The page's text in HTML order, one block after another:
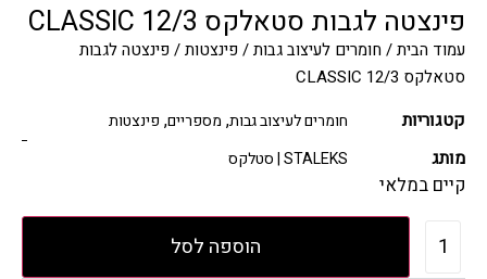
פינצטה לגבות סטאלקס CLASSIC 12/3
עמוד הבית/ חומרים לעיצוב גבות/ פינצטות/ פינצטה לגבות
סטאלקס CLASSIC 12/3
קטגוריות חומרים לעיצוב גבות, מספריים, פינצטות
מותג STALEKS | סטלקס
קיים במלאי
הוספה לסל